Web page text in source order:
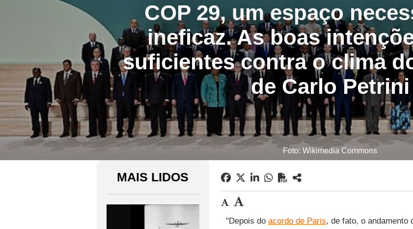
COP 29, um espaço
ineficaz. As boas
suficientes contra o clima
de Carlo Petrini
Foto: Wikimedia Commons
MAIS LIDOS
"Depois do acordo de Paris, de fato, o andamento